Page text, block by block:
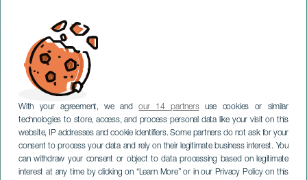
With your agreement, we andour 14 partnersuse cookies or similar
technologies to store, access, and process personal data like your visit on this
website, IP addresses and cookie identifiers. Some partners do not ask for your
consent to process your data and rely on their legitimate business interest. You
can withdraw your consent or object to data processing based on legitimate
interest at any time by clicking on “Learn More” or in our Privacy Policy on this
GRAN CANARIA